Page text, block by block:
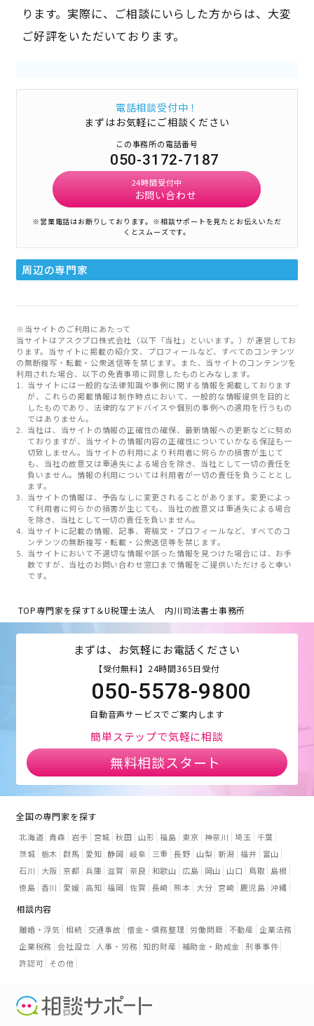
ります。実際に、ご相談にいらした方からは、大変
ご好評をいただいております。
電話相談受付中！
まずはお気軽にご相談ください
この事務所の電話番号
050-3172-7187
24時間受付中
お問い合わせ
※営業電話はお断りしております。 ※相談サポートを見たとお伝えいただ
くとスムーズです。
周辺の専門家
※当サイトのご利用にあたって
当サイトはアスクプロ株式会社（以下「当社」といいます。）が運営してお
ります。当サイトに掲載の紹介文、プロフィールなど、すべてのコンテンツ
の無断複写・転載・公衆送信等を禁じます。また、当サイトのコンテンツを
利用された場合、以下の免責事項に同意したものとみなします。
当サイトには一般的な法律知識や事例に関する情報を掲載しております
が、これらの掲載情報は制作時点において、一般的な情報提供を目的と
したものであり、法律的なアドバイスや個別の事例への適用を行うもの
ではありません。
当社は、当サイトの情報の正確性の確保、最新情報への更新などに努め
ておりますが、当サイトの情報内容の正確性についていかなる保証も一
切致しません。当サイトの利用により利用者に何らかの損害が生じて
も、当社の故意又は重過失による場合を除き、当社として一切の責任を
負いません。情報の利用については利用者が一切の責任を負うこととし
ます。
当サイトの情報は、予告なしに変更されることがあります。変更によっ
て利用者に何らかの損害が生じても、当社の故意又は重過失による場合
を除き、当社として一切の責任を負いません。
当サイトに記載の情報、記事、寄稿文・プロフィールなど、すべてのコ
ンテンツの無断複写・転載・公衆送信等を禁じます。
当サイトにおいて不適切な情報や誤った情報を見つけた場合には、お手
数ですが、当社のお問い合わせ窓口まで情報をご提供いただけると幸い
です。
TOP専門家を探すT＆U税理士法人 内川司法書士事務所
まずは、お気軽にお電話ください
【受付無料】24時間365日受付
050-5578-9800
自動音声サービスでご案内します
簡単ステップで気軽に相談
無料相談スタート
全国の専門家を探す
北海道 青森 岩手 宮城 秋田 山形 福島 東京 神奈川 埼玉
千葉
茨城 栃木 群馬 愛知 静岡 岐阜 三重 長野 山梨 新潟 福井
富山
石川
大阪 京都 兵庫 滋賀 奈良 和歌山 広島 岡山 山口 鳥取
島根
徳島 香川 愛媛 高知 福岡 佐賀 長崎 熊本 大分 宮崎 鹿児島 沖縄
相談内容
離婚・浮気 相続 交通事故 借金・債務整理 労働問題 不動産 企業法務
企業税務 会社設立 人事・労務 知的財産 補助金・助成金 刑事事件
許認可 その他